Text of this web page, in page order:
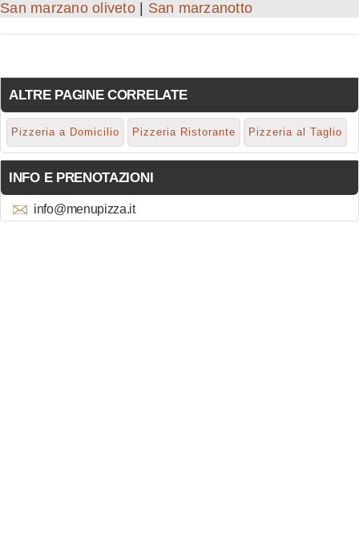
San marzano oliveto| San marzanotto
ALTRE PAGINE CORRELATE
Pizzeria a Domicilio Pizzeria Ristorante Pizzeria al Taglio
INFO E PRENOTAZIONI
info@menupizza.it